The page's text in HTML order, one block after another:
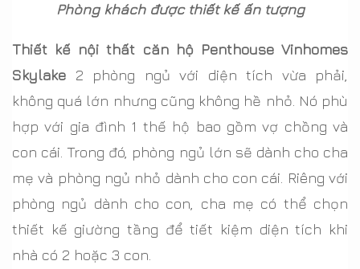
Phòng khách được thiết kế ấn tượng
Thiết kế nội thất căn hộ Penthouse Vinhomes
Skylake 2 phòng ngủ với diện tích vừa phải,
không quá lớn nhưng cũng không hề nhỏ. Nó phù
hợp với gia đình 1 thế hộ bao gồm vợ chồng và
con cái. Trong đó, phòng ngủ lớn sẽ dành cho cha
mẹ và phòng ngủ nhỏ dành cho con cái. Riêng với
phòng ngủ dành cho con, cha mẹ có thể chọn
thiết kế giường tầng để tiết kiệm diện tích khi
nhà có 2 hoặc 3 con.